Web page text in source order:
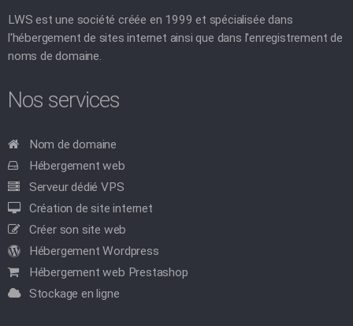
LWS est une société créée en 1999 et spécialisée dans
l'hébergement de sites internet ainsi que dans l'enregistrement de
noms de domaine.
Nos services
Nom de domaine
Hébergement web
Serveur dédié VPS
Création de site internet
Créer son site web
Hébergement Wordpress
Hébergement web Prestashop
Stockage en ligne